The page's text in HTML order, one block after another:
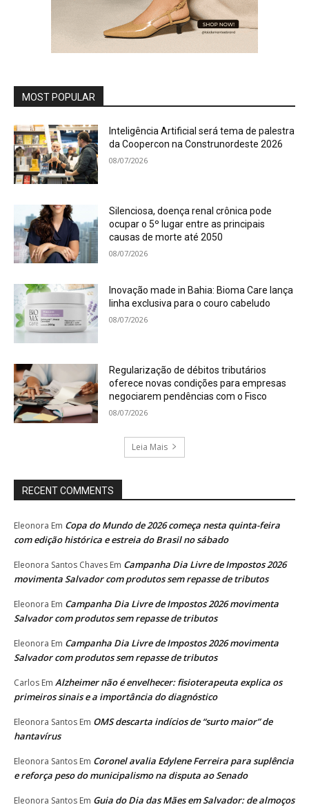
MOST POPULAR
Inteligência Artificial será tema de palestra
da Coopercon na Construnordeste 2026
08/07/2026
Silenciosa, doença renal crônica pode
ocupar o 5º lugar entre as principais
causas de morte até 2050
08/07/2026
Inovação made in Bahia: Bioma Care lança
linha exclusiva para o couro cabeludo
08/07/2026
Regularização de débitos tributários
oferece novas condições para empresas
negociarem pendências com o Fisco
08/07/2026
Leia Mais
RECENT COMMENTS
Eleonora Em Copa do Mundo de 2026 começa nesta quinta-feira
com edição histórica e estreia do Brasil no sábado
Eleonora Santos Chaves Em Campanha Dia Livre de Impostos 2026
movimenta Salvador com produtos sem repasse de tributos
Eleonora Em Campanha Dia Livre de Impostos 2026 movimenta
Salvador com produtos sem repasse de tributos
Eleonora Em Campanha Dia Livre de Impostos 2026 movimenta
Salvador com produtos sem repasse de tributos
Carlos Em Alzheimer não é envelhecer: fisioterapeuta explica os
primeiros sinais e a importância do diagnóstico
Eleonora Santos Em OMS descarta indícios de “surto maior” de
hantavírus
Eleonora Santos Em Coronel avalia Edylene Ferreira para suplência
e reforça peso do municipalismo na disputa ao Senado
Eleonora Santos Em Guia do Dia das Mães em Salvador: de almoços